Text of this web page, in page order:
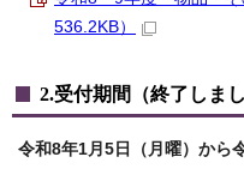
536.2KB）
2.受付期間（終了しまし
令和8年1月5日（月曜）から